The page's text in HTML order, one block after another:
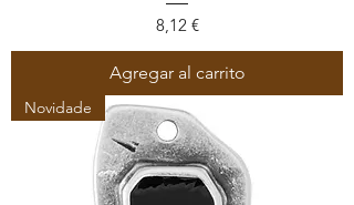
Precio
8,12 €
Agregar al carrito
Novidade